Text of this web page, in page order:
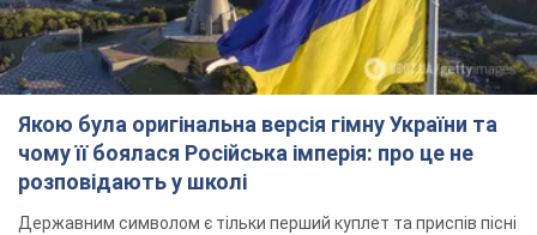
Якою була оригінальна версія гімну України та
чому її боялася Російська імперія: про це не
розповідають у школі
Державним символом є тільки перший куплет та приспів пісні